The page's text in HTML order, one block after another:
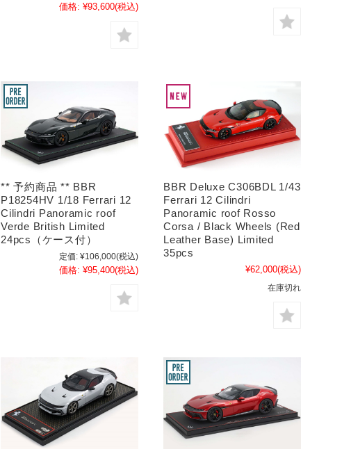
価格: ¥93,600(税込)
** 予約商品 ** BBR
P18254HV 1/18 Ferrari 12
Cilindri Panoramic roof
Verde British Limited
24pcs（ケース付）
定価: ¥106,000(税込)
価格: ¥95,400(税込)
BBR Deluxe C306BDL 1/43
Ferrari 12 Cilindri
Panoramic roof Rosso
Corsa / Black Wheels (Red
Leather Base) Limited
35pcs
¥62,000(税込)
在庫切れ